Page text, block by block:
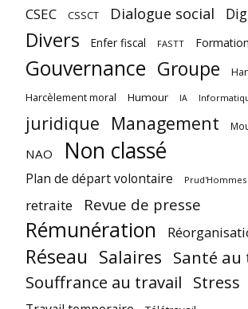
CSEC CSSCT Dialogue social
Divers Enfer fiscal FASTT Formation
Gouvernance Groupe
Harcèlement moral Humour IA
juridique Management
NAO Non classé
Plan de départ volontaire Prud'Hommes
retraite Revue de presse
Rémunération
Réseau Salaires Santé
Souffrance au travail Stress